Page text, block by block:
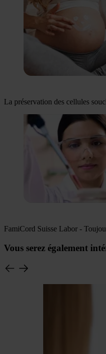
La préservation des cellules
FamiCord Suisse Labor -
Vous serez également